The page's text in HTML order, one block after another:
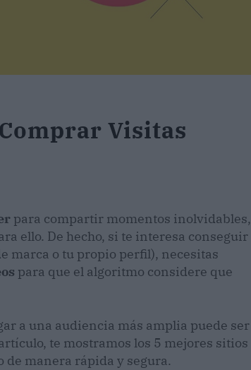
Visitas
para compartir momentos inolvidables,
ello. De hecho, si te interesa conseguir
marca o tu propio perfil), necesitas
para que el algoritmo considere que
a una audiencia más amplia puede ser
te mostramos los 5 mejores sitios
manera rápida y segura.